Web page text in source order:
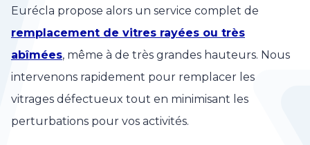
Eurécla propose alors un service complet de
remplacement de vitres rayées ou très
abîmées, même à de très grandes hauteurs. Nous
intervenons rapidement pour remplacer les
vitrages défectueux tout en minimisant les
perturbations pour vos activités.